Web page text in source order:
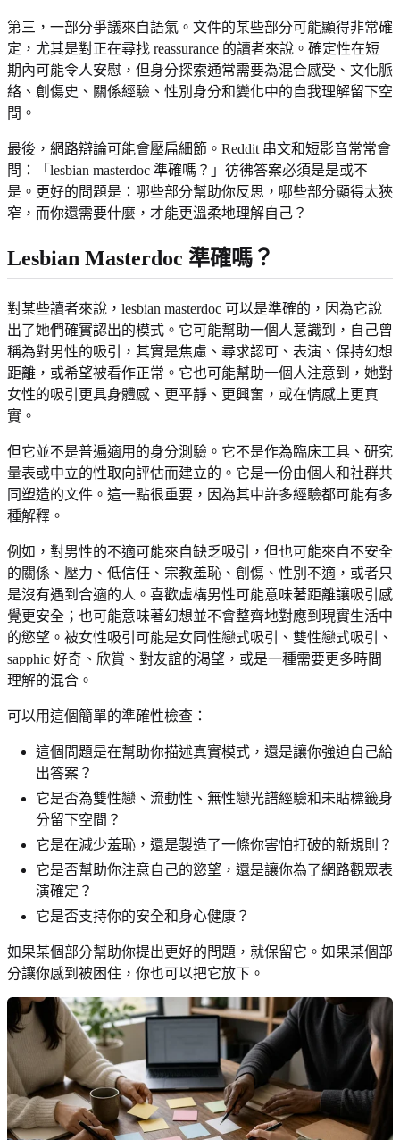
第三，一部分爭議來自語氣。文件的某些部分可能顯得非常確
定，尤其是對正在尋找 reassurance 的讀者來說。確定性在短
期內可能令人安慰，但身分探索通常需要為混合感受、文化脈
絡、創傷史、關係經驗、性別身分和變化中的自我理解留下空
間。
最後，網路辯論可能會壓扁細節。Reddit 串文和短影音常常會
問：「lesbian masterdoc 準確嗎？」彷彿答案必須是是或不
是。更好的問題是：哪些部分幫助你反思，哪些部分顯得太狹
窄，而你還需要什麼，才能更溫柔地理解自己？
Lesbian Masterdoc 準確嗎？
對某些讀者來說，lesbian masterdoc 可以是準確的，因為它說
出了她們確實認出的模式。它可能幫助一個人意識到，自己曾
稱為對男性的吸引，其實是焦慮、尋求認可、表演、保持幻想
距離，或希望被看作正常。它也可能幫助一個人注意到，她對
女性的吸引更具身體感、更平靜、更興奮，或在情感上更真
實。
但它並不是普遍適用的身分測驗。它不是作為臨床工具、研究
量表或中立的性取向評估而建立的。它是一份由個人和社群共
同塑造的文件。這一點很重要，因為其中許多經驗都可能有多
種解釋。
例如，對男性的不適可能來自缺乏吸引，但也可能來自不安全
的關係、壓力、低信任、宗教羞恥、創傷、性別不適，或者只
是沒有遇到合適的人。喜歡虛構男性可能意味著距離讓吸引感
覺更安全；也可能意味著幻想並不會整齊地對應到現實生活中
的慾望。被女性吸引可能是女同性戀式吸引、雙性戀式吸引、
sapphic 好奇、欣賞、對友誼的渴望，或是一種需要更多時間
理解的混合。
可以用這個簡單的準確性檢查：
這個問題是在幫助你描述真實模式，還是讓你強迫自己給
出答案？
它是否為雙性戀、流動性、無性戀光譜經驗和未貼標籤身
分留下空間？
它是在減少羞恥，還是製造了一條你害怕打破的新規則？
它是否幫助你注意自己的慾望，還是讓你為了網路觀眾表
演確定？
它是否支持你的安全和身心健康？
如果某個部分幫助你提出更好的問題，就保留它。如果某個部
分讓你感到被困住，你也可以把它放下。